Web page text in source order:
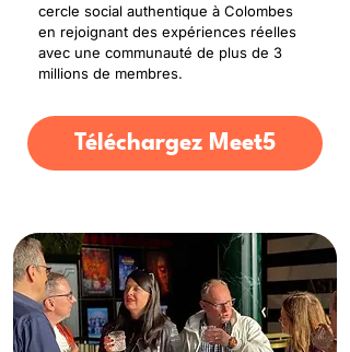
cercle social authentique à Colombes
en rejoignant des expériences réelles
avec une communauté de plus de 3
millions de membres.
Téléchargez Meet5